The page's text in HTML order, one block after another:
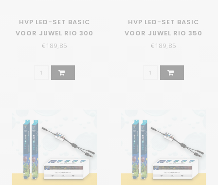
HVP LED-SET BASIC
VOOR JUWEL RIO 300
€189,85
HVP LED-SET BASIC
VOOR JUWEL RIO 350
€189,85